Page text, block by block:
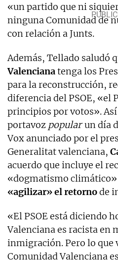
«un partido que ni
ninguna Comunidad de
con relación a Junts.
Además, Tellado saludó
Valencianatenga los
para la reconstrucción,
diferencia del PSOE, «el
principios por votos».
portavoz popularun día
Vox anunciado por el
Generalitat valenciana,
acuerdo que incluye el
«dogmatismo
«agilizar» el retornode
«El PSOE está diciendo
Valenciana es racista en
inmigración. Pero lo que
Comunidad Valenciana